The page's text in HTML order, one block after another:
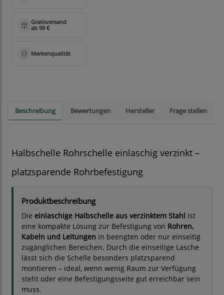
Beschreibung Bewertungen Hersteller Frage stellen
Halbschelle Rohrschelle einlaschig verzinkt –
platzsparende Rohrbefestigung
Produktbeschreibung
Die einlaschige Halbschelle aus verzinktem Stahl ist
eine kompakte Lösung zur Befestigung von Rohren,
Kabeln und Leitungen in beengten oder nur einseitig
zugänglichen Bereichen. Durch die einseitige Lasche
lässt sich die Schelle besonders platzsparend
montieren – ideal, wenn wenig Raum zur Verfügung
steht oder eine Befestigungsseite gut erreichbar sein
muss.